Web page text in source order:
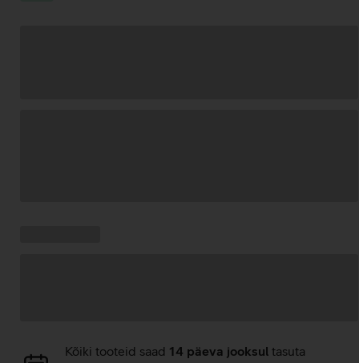
AndmeteKõiki tooteid saad 14 päeva jooksul tasuta